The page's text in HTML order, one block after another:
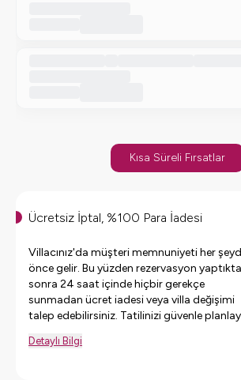
Kısa Süreli Fırsatlar
Ücretsiz İptal, %100 Para İadesi
Villacınız'da müşteri memnuniyeti her
önce gelir. Bu yüzden rezervasyon
sonra 24 saat içinde hiçbir gerekçe
sunmadan ücret iadesi veya villa değişimi
talep edebilirsiniz. Tatilinizi güvenle
Detaylı Bilgi